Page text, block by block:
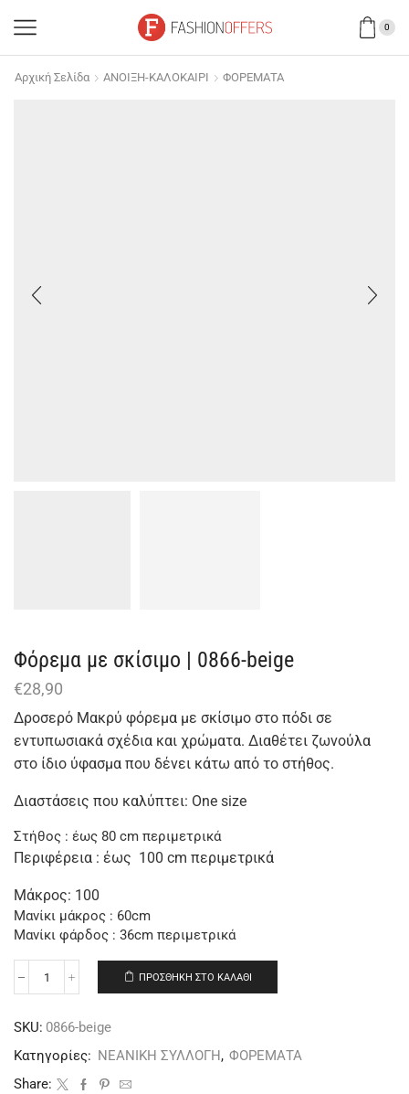
0
Αρχική Σελίδα ΑΝΟΙΞΗ-ΚΑΛΟΚΑΙΡΙ ΦΟΡΕΜΑΤΑ
Φόρεμα με σκίσιμο | 0866-beige
€28,90
Δροσερό Μακρύ φόρεμα με σκίσιμο στο πόδι σε
εντυπωσιακά σχέδια και χρώματα. Διαθέτει ζωνούλα
στο ίδιο ύφασμα που δένει κάτω από το στήθος.
Διαστάσεις που καλύπτει: One size
Στήθος : έως 80 cm περιμετρικά
Περιφέρεια : έως 100 cm περιμετρικά
Μάκρος: 100
Μανίκι μάκρος : 60cm
Μανίκι φάρδος : 36cm περιμετρικά
ΠΡΟΣΘΉΚΗ ΣΤΟ ΚΑΛΆΘΙ
SKU: 0866-beige
Κατηγορίες: ΝΕΑΝΙΚΗ ΣΥΛΛΟΓΗ, ΦΟΡΕΜΑΤΑ
Share: